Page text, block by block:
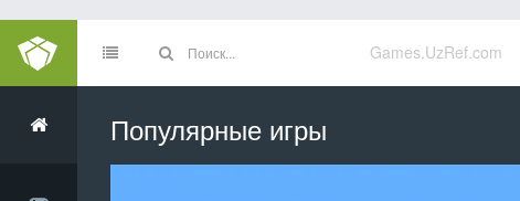
Games.UzRef.com
Популярные игры